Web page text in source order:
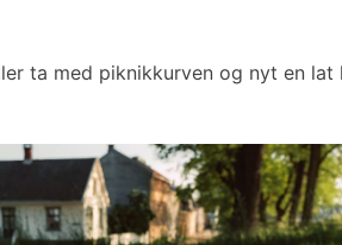
ta med piknikkurven og nyt en lat